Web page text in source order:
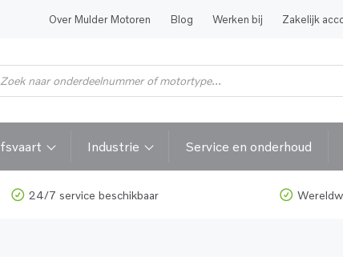
Over Mulder Motoren Blog Werken bij Zakelijk
Industrie Service en onderhoud
24/7 service beschikbaar